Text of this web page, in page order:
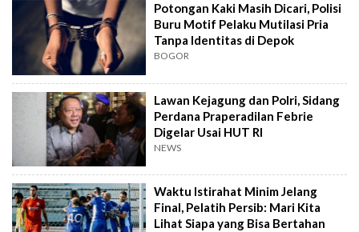
Potongan Kaki Masih Dicari, Polisi
Buru Motif Pelaku Mutilasi Pria
Tanpa Identitas di Depok
BOGOR
Lawan Kejagung dan Polri, Sidang
Perdana Praperadilan Febrie
Digelar Usai HUT RI
NEWS
Waktu Istirahat Minim Jelang
Final, Pelatih Persib: Mari Kita
Lihat Siapa yang Bisa Bertahan